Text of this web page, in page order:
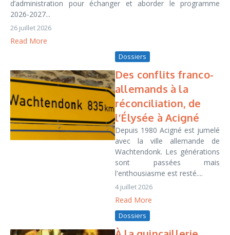
d’administration pour échanger et aborder le programme
2026-2027...
26 juillet 2026
Read More
Dossiers
Des conflits franco-
allemands à la
réconciliation, de
l’Élysée à Acigné
Depuis 1980 Acigné est jumelé
avec la ville allemande de
Wachtendonk. Les générations
sont passées mais
l'enthousiasme est resté....
4 juillet 2026
Read More
Dossiers